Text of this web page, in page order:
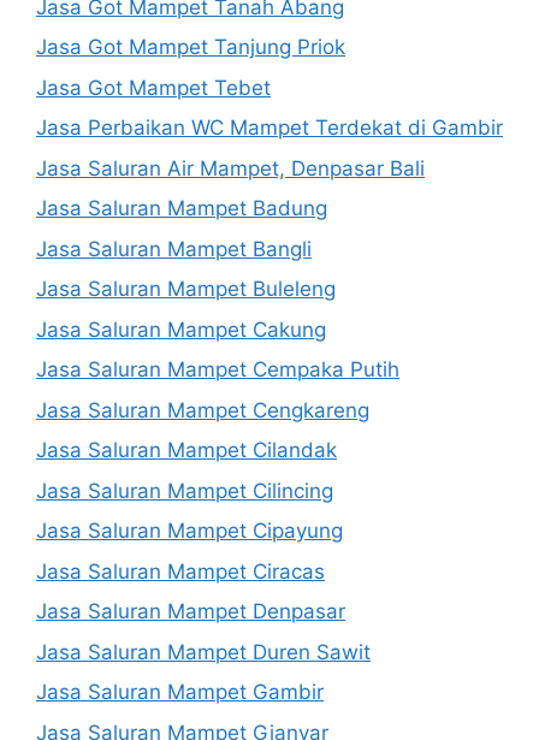
Jasa Got Mampet Tanah Abang
Jasa Got Mampet Tanjung Priok
Jasa Got Mampet Tebet
Jasa Perbaikan WC Mampet Terdekat di Gambir
Jasa Saluran Air Mampet, Denpasar Bali
Jasa Saluran Mampet Badung
Jasa Saluran Mampet Bangli
Jasa Saluran Mampet Buleleng
Jasa Saluran Mampet Cakung
Jasa Saluran Mampet Cempaka Putih
Jasa Saluran Mampet Cengkareng
Jasa Saluran Mampet Cilandak
Jasa Saluran Mampet Cilincing
Jasa Saluran Mampet Cipayung
Jasa Saluran Mampet Ciracas
Jasa Saluran Mampet Denpasar
Jasa Saluran Mampet Duren Sawit
Jasa Saluran Mampet Gambir
Jasa Saluran Mampet Gianyar